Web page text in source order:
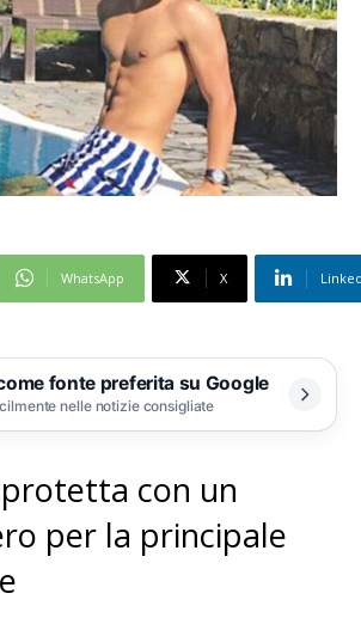
WhatsApp X
fonte preferita su Google
nelle notizie consigliate
con un
per la principale